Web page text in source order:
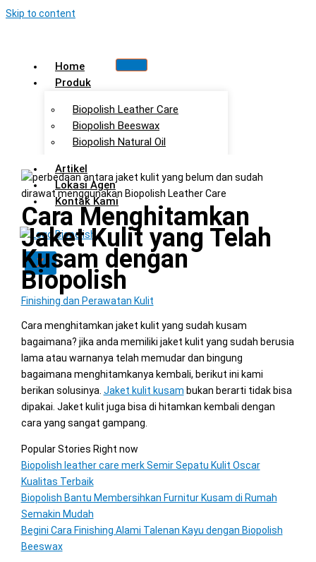
Skip to content
Home
Produk
Biopolish Leather Care
Biopolish Beeswax
Biopolish Natural Oil
Artikel
Lokasi Agen
Kontak Kami
X
Cara Menghitamkan
Jaket Kulit yang Telah
Kusam dengan
Biopolish
Finishing dan Perawatan Kulit
Cara menghitamkan jaket kulit yang sudah kusam
bagaimana? jika anda memiliki jaket kulit yang sudah berusia
lama atau warnanya telah memudar dan bingung
bagaimana menghitamkanya kembali, berikut ini kami
berikan solusinya. Jaket kulit kusam bukan berarti tidak bisa
dipakai. Jaket kulit juga bisa di hitamkan kembali dengan
cara yang sangat gampang.
Popular Stories Right now
Biopolish leather care merk Semir Sepatu Kulit Oscar
Kualitas Terbaik
Biopolish Bantu Membersihkan Furnitur Kusam di Rumah
Semakin Mudah
Begini Cara Finishing Alami Talenan Kayu dengan Biopolish
Beeswax